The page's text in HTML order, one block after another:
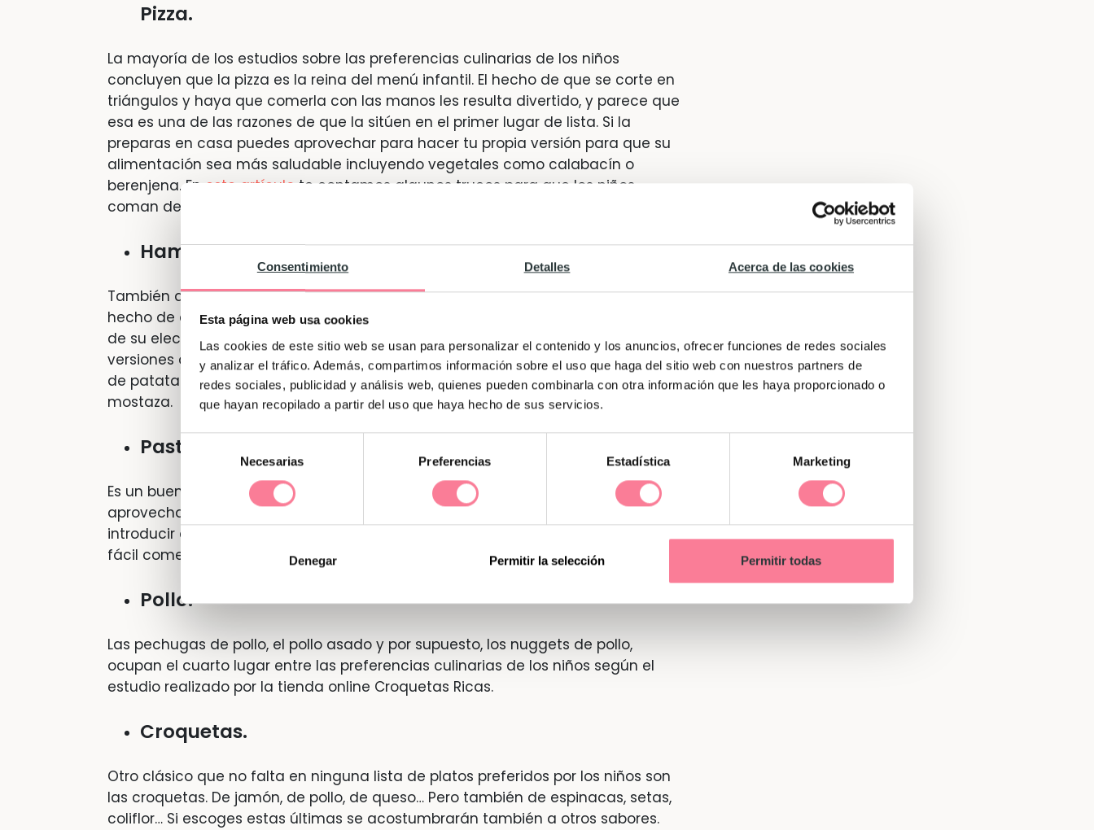
Consentimiento Detalles Acerca de las cookies
Esta página web usa cookies
Las cookies de este sitio web se usan para personalizar el contenido y los anuncios, ofrecer funciones de redes sociales
y analizar el tráfico. Además, compartimos información sobre el uso que haga del sitio web con nuestros partners de
redes sociales, publicidad y análisis web, quienes pueden combinarla con otra información que les haya proporcionado o
que hayan recopilado a partir del uso que haya hecho de sus servicios.
Selección
consentimiento
Necesarias Preferencias Estadística Marketing
Denegar Permitir la selección Permitir todas
Pizza.
La mayoría de los estudios sobre las preferencias culinarias de los niños
concluyen que la pizza es la reina del menú infantil. El hecho de que se corte en
triángulos y haya que comerla con las manos les resulta divertido, y parece que
esa es una de las razones de que la sitúen en el primer lugar de lista. Si la
preparas en casa puedes aprovechar para hacer tu propia versión para que su
alimentación sea más saludable incluyendo vegetales como calabacín o
berenjena. En este artículo te contamos algunos trucos para que los niños
coman de forma saludable.
Hamburguesa.
También aparece siempre en los primeros lugares del ranking, y de nuevo el
hecho de que no haya que usar cubiertos para comerla está entre las razones
de su elección. Al igual que con la pizza, podemos hacer nuestras propias
versiones de hamburguesas saludables acompañándolas de ensalada en lugar
de patatas fritas y preparando salsas caseras como sustitutos del ketchup y la
mostaza.
Pasta.
Es un buen plato para acompañar casi de cualquier cosa, así que podemos
aprovecharlo y añadir verduras, carnes blancas y todo lo que queramos
introducir en su alimentación. Si picas mucho los ingredientes le resultará más
fácil comer.
Pollo.
Las pechugas de pollo, el pollo asado y por supuesto, los nuggets de pollo,
ocupan el cuarto lugar entre las preferencias culinarias de los niños según el
estudio realizado por la tienda online Croquetas Ricas.
Croquetas.
Otro clásico que no falta en ninguna lista de platos preferidos por los niños son
las croquetas. De jamón, de pollo, de queso… Pero también de espinacas, setas,
coliflor… Si escoges estas últimas se acostumbrarán también a otros sabores.